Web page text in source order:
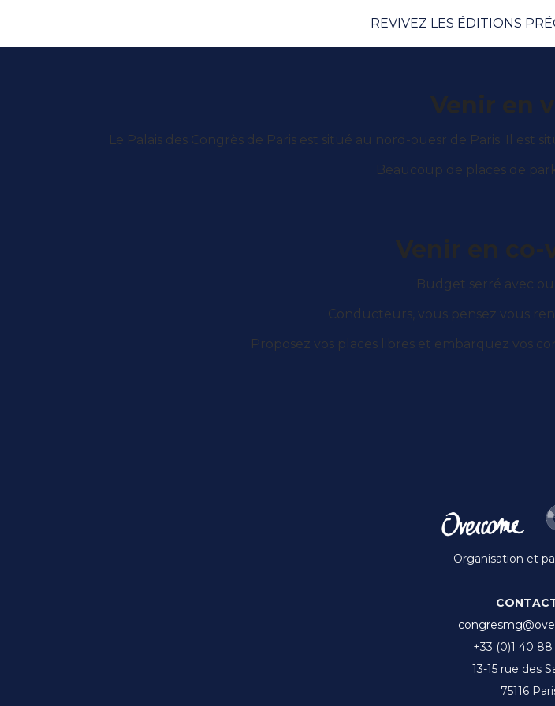
REVIVEZ LES ÉDITIONS
Venir en
Le Palais des Congrès de Paris est situé au nord-ouesr de Paris. Il
Beaucoup de places de
Venir en
Budget serré avec
Conducteurs, vous pensez vous
Proposez vos places libres et embarquez vos
Organisation et
+33 (0)1 40
13-15 rue des
75116